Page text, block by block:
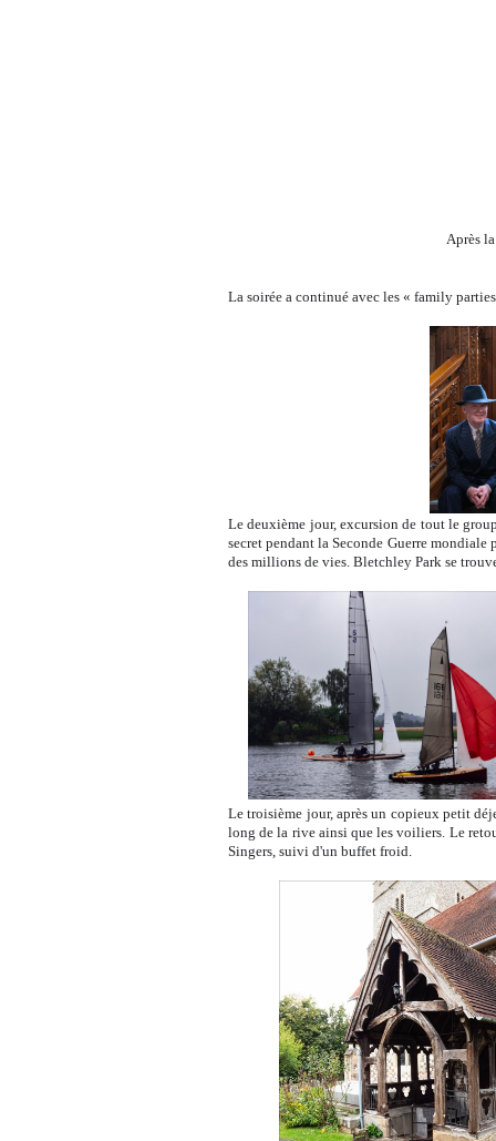
Après la visite du musée
La soirée a continué avec les « family
Le deuxième jour, excursion de tout le
secret pendant la Seconde Guerre mondiale
des millions de vies. Bletchley Park se
Le troisième jour, après un copieux petit
long de la rive ainsi que les voiliers. Le
Singers, suivi d'un buffet froid.